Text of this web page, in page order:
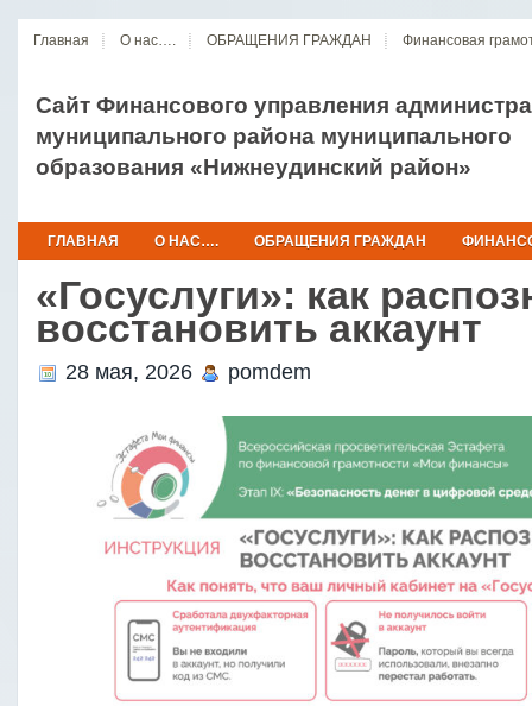
Главная О нас…. ОБРАЩЕНИЯ ГРАЖДАН Финансовая
Сайт Финансового управления
муниципального района муниципального
образования «Нижнеудинский район»
ГЛАВНАЯ О НАС…. ОБРАЩЕНИЯ ГРАЖДАН
«Госуслуги»: как
восстановить аккаунт
28 мая, 2026 pomdem